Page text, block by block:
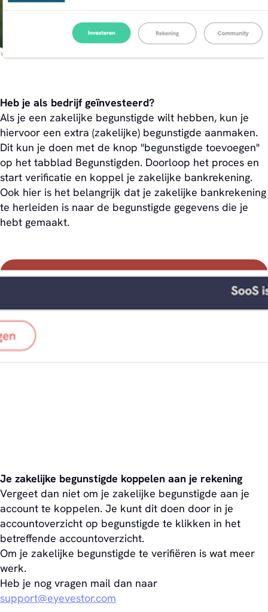
Heb je als bedrijf geïnvesteerd?
Als je een zakelijke begunstigde wilt hebben, kun je
hiervoor een extra (zakelijke) begunstigde aanmaken.
Dit kun je doen met de knop "begunstigde toevoegen"
op het tabblad Begunstigden. Doorloop het proces en
start verificatie en koppel je zakelijke bankrekening.
Ook hier is het belangrijk dat je zakelijke bankrekening
te herleiden is naar de begunstigde gegevens die je
hebt gemaakt.
Je zakelijke begunstigde koppelen aan je rekening
Vergeet dan niet om je zakelijke begunstigde aan je
account te koppelen. Je kunt dit doen door in je
accountoverzicht op begunstigde te klikken in het
betreffende accountoverzicht.
Om je zakelijke begunstigde te verifiëren is wat meer
werk.
Heb je nog vragen mail dan naar
support@eyevestor.com